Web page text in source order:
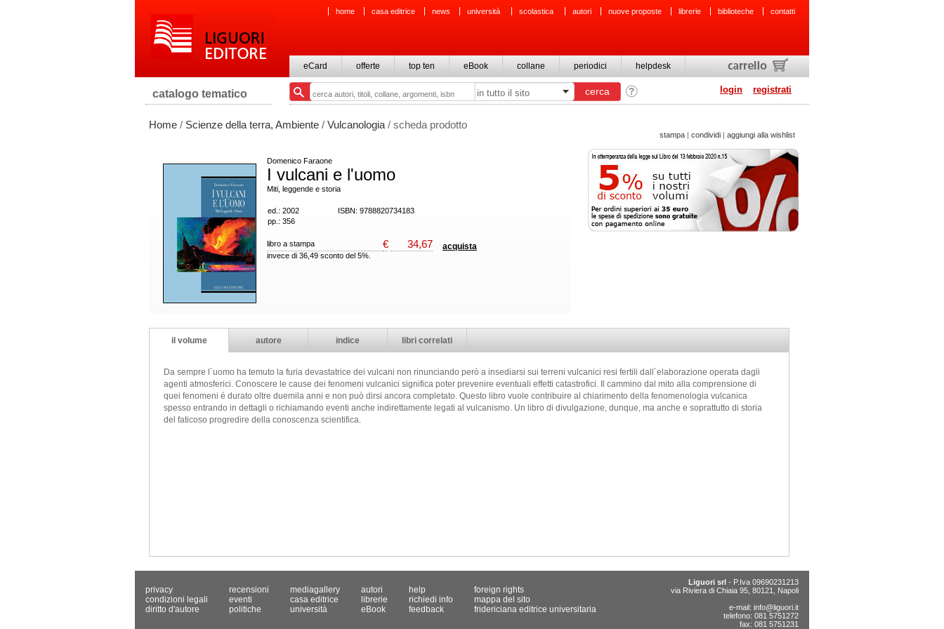
home casa editrice news università scolastica autori nuove proposte librerie biblioteche contatti
eCard offerte top ten eBook collane periodici helpdesk
login registrati
catalogo tematico
Home / Scienze della terra, Ambiente / Vulcanologia / scheda prodotto
stampa | condividi | aggiungi alla wishlist
Domenico Faraone
I vulcani e l'uomo
Miti, leggende e storia
ed.: 2002
ISBN: 9788820734183
pp.: 356
libro a stampa € 34,67 acquista
invece di 36,49 sconto del 5%.
il volume autore indice libri correlati
Da sempre l´uomo ha temuto la furia devastatrice dei vulcani non rinunciando però a insediarsi sui terreni vulcanici resi fertili dall´elaborazione operata dagli
agenti atmosferici. Conoscere le cause dei fenomeni vulcanici significa poter prevenire eventuali effetti catastrofici. Il cammino dal mito alla comprensione di
quei fenomeni è durato oltre duemila anni e non può dirsi ancora completato. Questo libro vuole contribuire al chiarimento della fenomenologia vulcanica
spesso entrando in dettagli o richiamando eventi anche indirettamente legati al vulcanismo. Un libro di divulgazione, dunque, ma anche e soprattutto di storia
del faticoso progredire della conoscenza scientifica.
privacy
condizioni legali
diritto d'autore
recensioni
eventi
politiche
mediagallery
casa editrice
università
autori
librerie
eBook
help
richiedi info
feedback
foreign rights
mappa del sito
fridericiana editrice universitaria
Liguori srl - P.Iva 09690231213
via Riviera di Chiaia 95, 80121, Napoli
e-mail: info@liguori.it
telefono: 081 5751272
fax: 081 5751231